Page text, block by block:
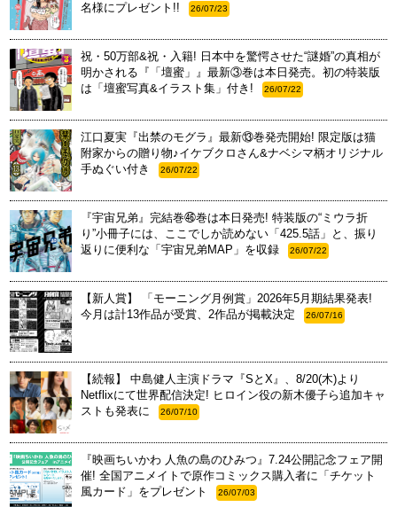
名様にプレゼント!!
26/07/23
祝・50万部&祝・入籍! 日本中を驚愕させた“謎婚”の真相が
明かされる『「壇蜜」』最新③巻は本日発売。初の特装版
は「壇蜜写真&イラスト集」付き!
26/07/22
江口夏実『出禁のモグラ』最新⑬巻発売開始! 限定版は猫
附家からの贈り物♪イケブクロさん&ナベシマ柄オリジナル
手ぬぐい付き
26/07/22
『宇宙兄弟』完結巻㊻巻は本日発売! 特装版の“ミウラ折
り”小冊子には、ここでしか読めない「425.5話」と、振り
返りに便利な「宇宙兄弟MAP」を収録
26/07/22
【新人賞】 「モーニング月例賞」2026年5月期結果発表!
今月は計13作品が受賞、2作品が掲載決定
26/07/16
【続報】 中島健人主演ドラマ『SとX』、8/20(木)より
Netflixにて世界配信決定! ヒロイン役の新木優子ら追加キャ
ストも発表に
26/07/10
『映画ちいかわ 人魚の島のひみつ』7.24公開記念フェア開
催! 全国アニメイトで原作コミックス購入者に「チケット
風カード」をプレゼント
26/07/03